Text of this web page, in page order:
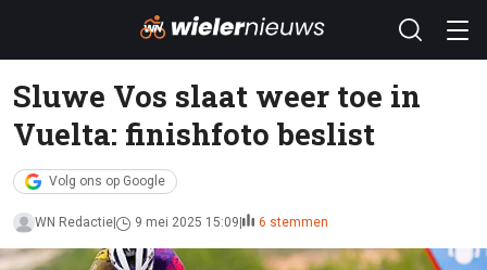
Sluwe Vos slaat weer toe in
Vuelta: finishfoto beslist
Volg ons op Google
WN Redactie 9 mei 2025 15:09 6 stemmen